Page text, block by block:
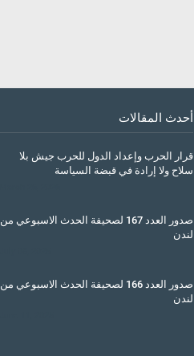
أحدث المقالات
قرار الحرب وإعداد الدول للحرب جيش بلا
سلاح ولا إرادة في قبضة السياسة
صدور العدد 167 لصحيفة الحدث الاسبوعي من
لندن
صدور العدد 166 لصحيفة الحدث الاسبوعي من
لندن